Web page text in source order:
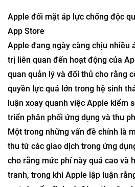
Apple đối mặt áp lực chống độc
App Store
Apple đang ngày càng chịu nhiều
trị liên quan đến hoạt động của
quan quản lý và đối thủ cho rằng
quyền lực quá lớn trong hệ sinh
luận xoay quanh việc Apple kiểm
triển phân phối ứng dụng và thu
Một trong những vấn đề chính là
thu từ các giao dịch trong ứng
cho rằng mức phí này quá cao và
tranh, trong khi Apple lập luận